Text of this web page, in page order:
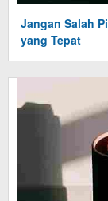
Jangan Salah
yang Tepat